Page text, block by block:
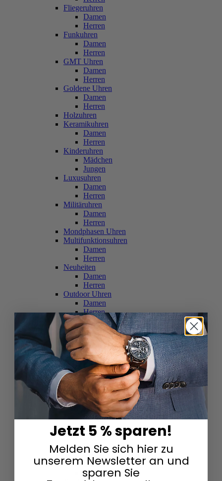
Fliegeruhren
Damen
Herren
Funkuhren
Damen
Herren
GMT Uhren
Damen
Herren
Goldene Uhren
Damen
Herren
Holzuhren
Keramikuhren
Damen
Herren
Kinderuhren
Mädchen
Jungen
Luxusuhren
Damen
Herren
Militäruhren
Damen
Herren
Mondphasen Uhren
Multifunktionsuhren
Damen
Herren
Neuheiten
Damen
Herren
Outdoor Uhren
Damen
Herren
Schweizer Uhren
Damen
Herren
Skelettuhren
Damen
Herren
Smartwatches
Damen
Herren
Solaruhren
Herren
Damen
Sportuhren
Damen
Herren
Swarovski & Edelsteine
Damen
Herren
Jetzt 5 % sparen!
Melden Sie sich hier zu
unserem Newsletter an und
sparen Sie